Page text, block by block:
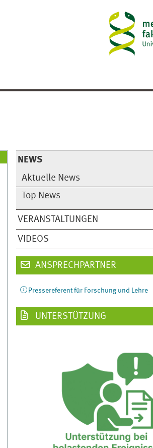
NEWS
Aktuelle News
Top News
VERANSTALTUNGEN
VIDEOS
ANSPRECHPARTNER
Pressereferent für Forschung und Lehre
UNTERSTÜTZUNG